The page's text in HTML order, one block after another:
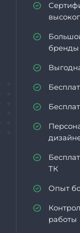
бренды
ТК
Опыт
работы